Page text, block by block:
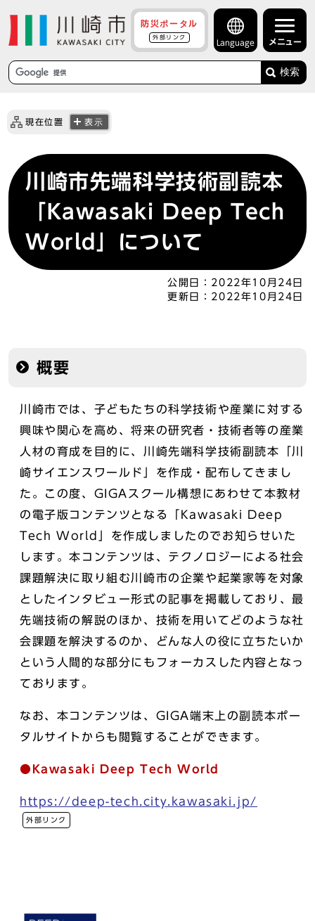
防災ポータル
外部リンク
Language メニュー
検索
現在位置 表示
川崎市先端科学技術副読本
「Kawasaki Deep Tech
World」について
公開日： 2022年10月24日
更新日： 2022年10月24日
概要
川崎市では、子どもたちの科学技術や産業に対する
興味や関心を高め、将来の研究者・技術者等の産業
人材の育成を目的に、川崎先端科学技術副読本「川
崎サイエンスワールド」を作成・配布してきまし
た。この度、GIGAスクール構想にあわせて本教材
の電子版コンテンツとなる「Kawasaki Deep
Tech World」を作成しましたのでお知らせいた
します。本コンテンツは、テクノロジーによる社会
課題解決に取り組む川崎市の企業や起業家等を対象
としたインタビュー形式の記事を掲載しており、最
先端技術の解説のほか、技術を用いてどのような社
会課題を解決するのか、どんな人の役に立ちたいか
という人間的な部分にもフォーカスした内容となっ
ております。
なお、本コンテンツは、GIGA端末上の副読本ポー
タルサイトからも閲覧することができます。
●Kawasaki Deep Tech World
https://deep-tech.city.kawasaki.jp/
外部リンク